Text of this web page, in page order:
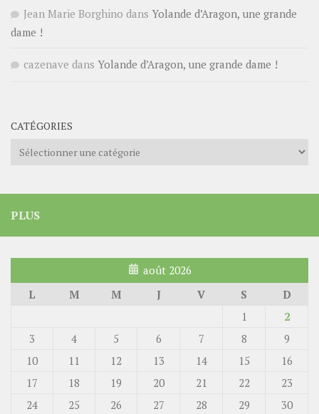
Jean Marie Borghino dans Yolande d’Aragon, une grande
dame !
cazenave dans Yolande d’Aragon, une grande dame !
CATÉGORIES
Catégories
PLUS
août 2026
L
M M J V S
D
1
2
3
4 5 6 7 8
9
10
11 12 13 14 15
16
17
18 19 20 21 22
23
24
25 26 27 28 29
30